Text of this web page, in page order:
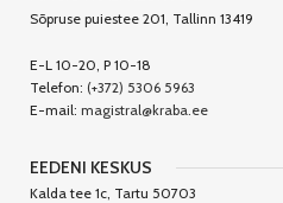
Sõpruse puiestee 201, Tallinn 13419
E-L 10-20, P 10-18
Telefon: (+372) 5306 5963
E-mail: magistral@kraba.ee
EEDENI KESKUS
Kalda tee 1c, Tartu 50703